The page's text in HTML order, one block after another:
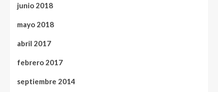
junio 2018
mayo 2018
abril 2017
febrero 2017
septiembre 2014